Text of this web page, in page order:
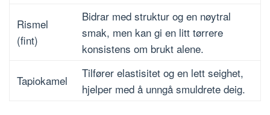
Rismel
(fint)
Bidrar med struktur og en nøytral
smak, men kan gi en litt tørrere
konsistens om brukt alene.
Tapiokamel
Tilfører elastisitet og en lett seighet,
hjelper med å unngå smuldrete deig.